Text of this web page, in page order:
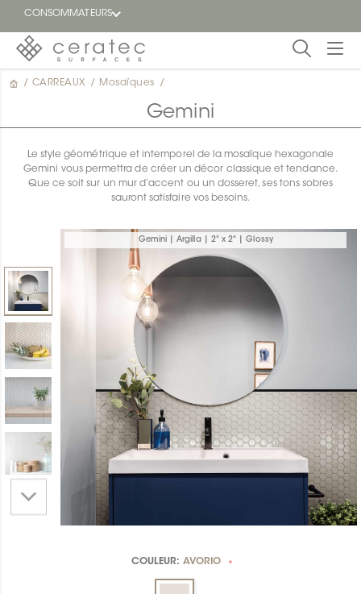
CONSOMMATEURS
En
Trouver
un
/ CARREAUX / Mosaïques /
Gemini
Le style géométrique et intemporel de la mosaïque hexagonale
Gemini vous permettra de créer un décor classique et tendance.
Que ce soit sur un mur d’accent ou un dosseret, ses tons sobres
sauront satisfaire vos besoins.
Gemini | Argilla | 2" x 2" | Glossy
COULEUR: AVORIO *